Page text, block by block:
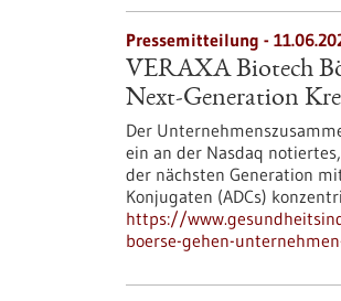
Pressemitteilung -
VERAXA Biotech
Next-Generation
Der
ein an der Nasdaq
der nächsten Generation
Konjugaten (ADCs)
https://
boerse-gehen-